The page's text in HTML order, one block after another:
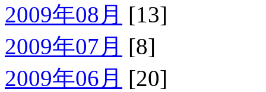
2009年08月 [13]
2009年07月 [8]
2009年06月 [20]